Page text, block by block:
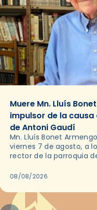
Muere Mn. Lluís
impulsor de la
de Antoni Gaudí
Mn. Lluís Bonet
viernes 7 de agosto, a
rector de la parroquia
08/08/2026